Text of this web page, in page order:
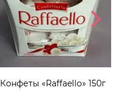
Конфеты «Raffaello» 150г